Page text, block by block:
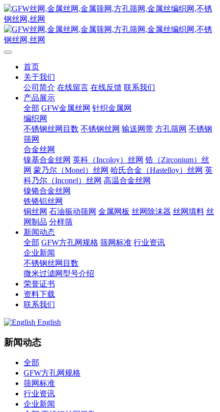
首页
关于我们
公司简介 在线留言 在线反馈 联系我们
产品展示
全部 GFW金属丝网 针织金属网
编织网
不锈钢丝网目数 不锈钢丝网 输送网带 方孔筛网 不锈钢
筛网
合金丝网
镍基合金丝网 英科（Incoloy）丝网 锆（Zirconium）丝
网 蒙乃尔（Monel）丝网 哈氏合金（Hastelloy）丝网 英
科乃尔（Inconel）丝网 高温合金丝网
镍铬合金丝网
铁铬铝丝网
铜丝网 石油振动筛网 金属网板 丝网除沫器 丝网填料 丝
网制品 分样筛
新闻动态
全部 GFW方孔网规格 筛网标准 行业资讯
企业新闻
不锈钢丝网目数
微米过滤网型号介绍
荣誉证书
资料下载
联系我们
English
新闻动态
全部
GFW方孔网规格
筛网标准
行业资讯
企业新闻